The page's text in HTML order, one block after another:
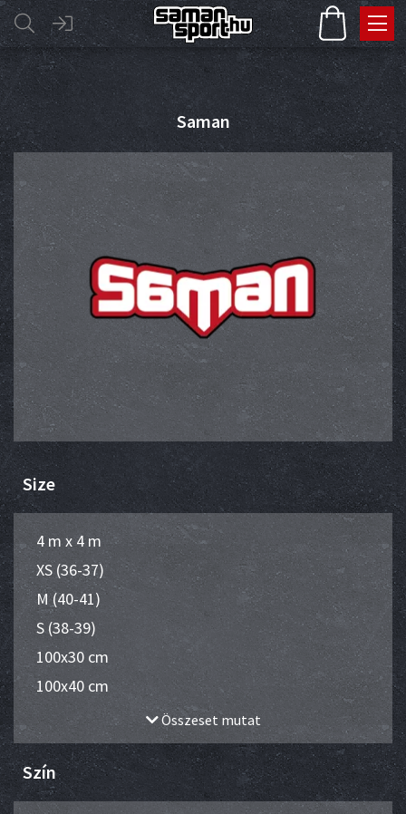
Saman
Size
4 m x 4 m
XS (36-37)
M (40-41)
S (38-39)
100x30 cm
100x40 cm
Összeset mutat
Szín